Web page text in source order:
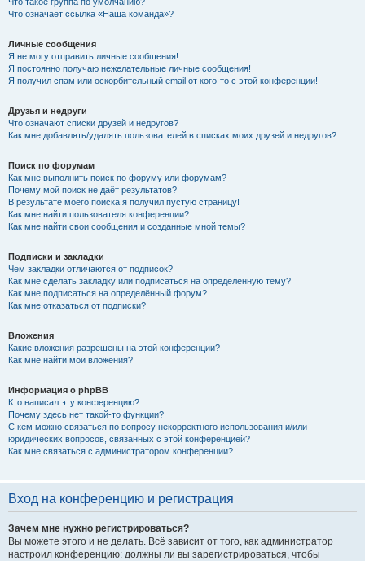
Что означает ссылка «Наша команда»?
Личные сообщения
Я не могу отправить личные сообщения!
Я постоянно получаю нежелательные личные сообщения!
Я получил спам или оскорбительный email от кого-то с этой конференции!
Друзья и недруги
Что означают списки друзей и недругов?
Как мне добавлять/удалять пользователей в списках моих друзей и недругов?
Поиск по форумам
Как мне выполнить поиск по форуму или форумам?
Почему мой поиск не даёт результатов?
В результате моего поиска я получил пустую страницу!
Как мне найти пользователя конференции?
Как мне найти свои сообщения и созданные мной темы?
Подписки и закладки
Чем закладки отличаются от подписок?
Как мне сделать закладку или подписаться на определённую тему?
Как мне подписаться на определённый форум?
Как мне отказаться от подписки?
Вложения
Какие вложения разрешены на этой конференции?
Как мне найти мои вложения?
Информация о phpBB
Кто написал эту конференцию?
Почему здесь нет такой-то функции?
С кем можно связаться по вопросу некорректного использования и/или
юридических вопросов, связанных с этой конференцией?
Как мне связаться с администратором конференции?
Вход на конференцию и регистрация
Зачем мне нужно регистрироваться?
Вы можете этого и не делать. Всё зависит от того, как администратор
настроил конференцию: должны ли вы зарегистрироваться, чтобы